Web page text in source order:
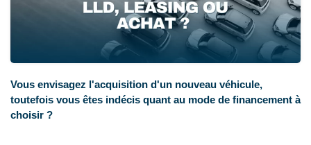
Vous envisagez l'acquisition d'un nouveau véhicule,
toutefois vous êtes indécis quant au mode de financement à
choisir ?